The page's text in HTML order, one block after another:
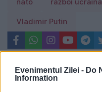
Evenimentul Zilei - Do
Information
nato razboi ucraina
Vladimir Putin